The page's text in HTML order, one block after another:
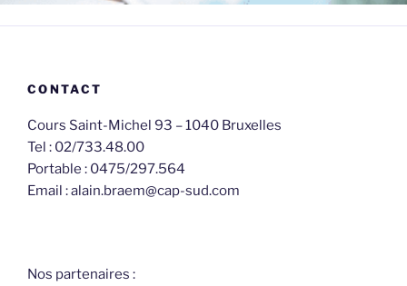
CONTACT
Cours Saint-Michel 93 – 1040 Bruxelles
Tel : 02/733.48.00
Portable : 0475/297.564
Email : alain.braem@cap-sud.com
Nos partenaires :